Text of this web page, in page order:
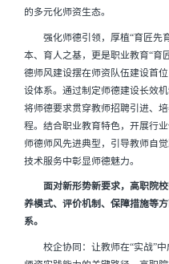
的多元化师资生态。
强化师德引领，厚植“育匠先
本、育人之基，更是职业教育“育
德师风建设摆在师资队伍建设首
设体系。通过制定师德建设长效
将师德要求贯穿教师招聘引进、
程。结合职业教育特色，开展行
师德师风先进典型，引导教师自
技术服务中彰显师德魅力。
面对新形势新要求，高职院
养模式、评价机制、保障措施等
系。
校企协同：让教师在“实战”